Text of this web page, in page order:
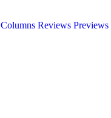
Columns Reviews Previews